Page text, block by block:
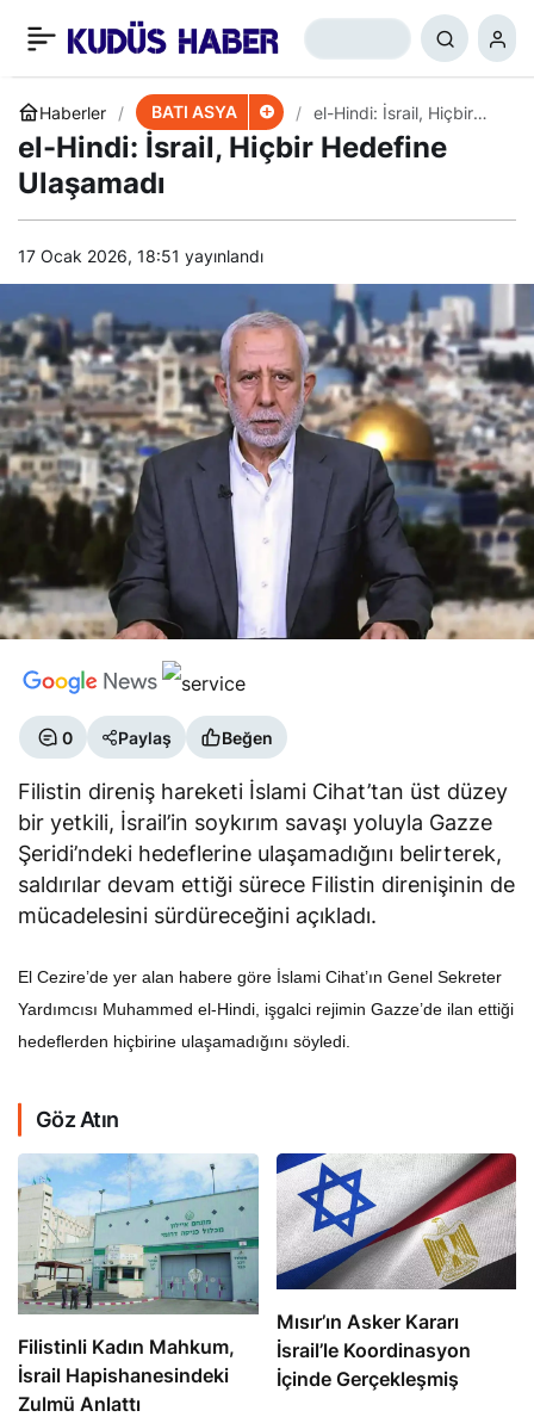
Haberler BATI ASYA
el-Hindi: İsrail, Hiçbir
Hedefine Ulaşamadı
el-Hindi: İsrail, Hiçbir Hedefine
Ulaşamadı
17 Ocak 2026, 18:51 yayınlandı
0 Paylaş Beğen
Filistin direniş hareketi İslami Cihat’tan üst düzey
bir yetkili, İsrail’in soykırım savaşı yoluyla Gazze
Şeridi’ndeki hedeflerine ulaşamadığını belirterek,
saldırılar devam ettiği sürece Filistin direnişinin de
mücadelesini sürdüreceğini açıkladı.
El Cezire’de yer alan habere göre İslami Cihat’ın Genel Sekreter
Yardımcısı Muhammed el-Hindi, işgalci rejimin Gazze’de ilan ettiği
hedeflerden hiçbirine ulaşamadığını söyledi.
Göz Atın
Filistinli Kadın Mahkum,
İsrail Hapishanesindeki
Zulmü Anlattı
Mısır’ın Asker Kararı
İsrail’le Koordinasyon
İçinde Gerçekleşmiş
Hizbullah’tan İsrail
İşgaline Uyarı
+ 0 Paylaş